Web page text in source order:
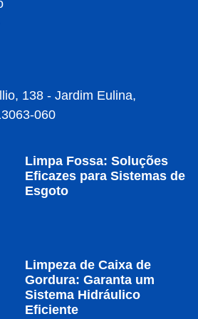
138 - Jardim Eulina,
060
Limpa Fossa: Soluções
Eficazes para Sistemas de
Esgoto
Limpeza de Caixa de
Gordura: Garanta um
Sistema Hidráulico
Eficiente